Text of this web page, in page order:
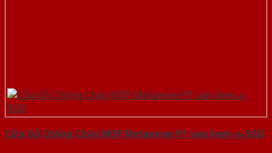
Cửa Gỗ Chống Cháy MDF Melamine P1 van kem-a-SGD